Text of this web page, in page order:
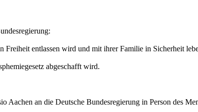
entlassen wird und mit ihrer Familie in Sicherheit
abgeschafft wird.
an die Deutsche Bundesregierung in Person des